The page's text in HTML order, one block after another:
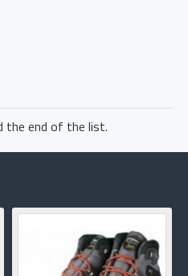
the end of the list.